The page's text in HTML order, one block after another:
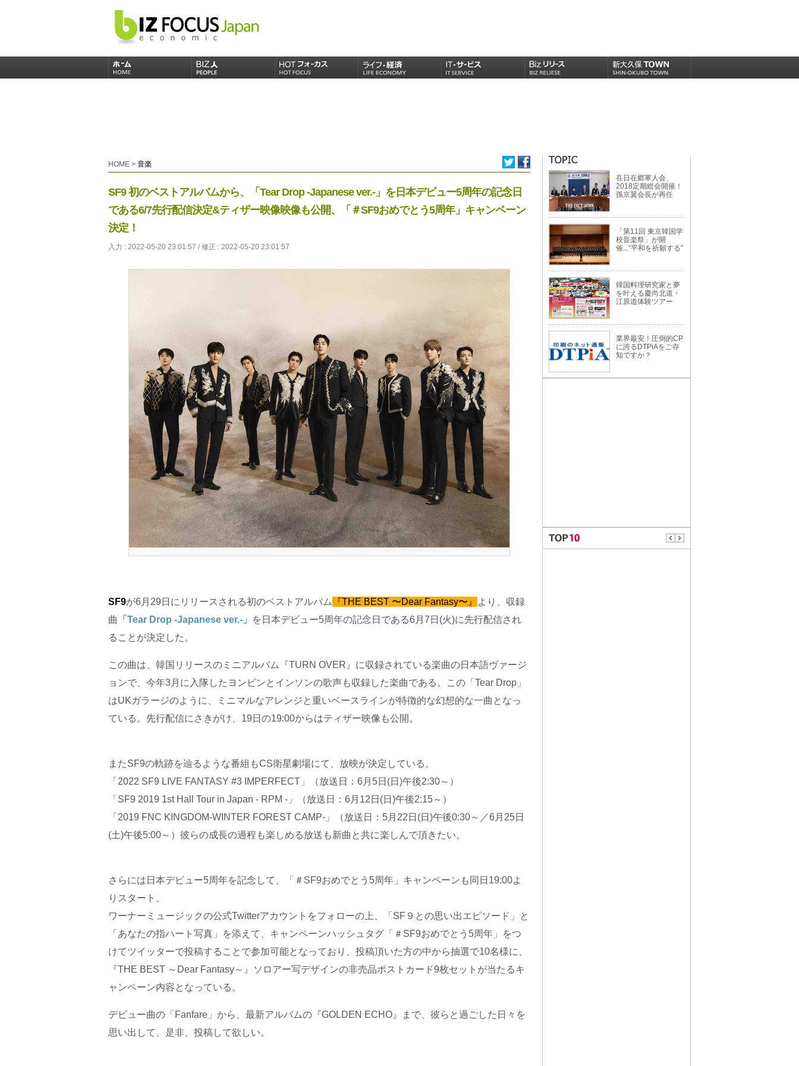
HOME > 音楽
SF9 初のベストアルバムから、「Tear Drop -Japanese ver.-」を日本デビュー5周年の記念日
である6/7先行配信決定&ティザー映像映像も公開、「＃SF9おめでとう5周年」キャンペーン
決定！
入力 : 2022-05-20 23:01:57 / 修正 : 2022-05-20 23:01:57
SF9が6月29日にリリースされる初のベストアルバム 『THE BEST 〜Dear Fantasy〜』
より、収録
曲
「Tear Drop -Japanese ver.-」
を日本デビュー5周年の記念日である6月7日(火)に先行配信され
ることが決定した。
この曲は、韓国リリースのミニアルバム『TURN OVER』に収録されている楽曲の日本語ヴァージ
ョンで、今年3月に入隊したヨンビンとインソンの歌声も収録した楽曲である。この「Tear Drop」
はUKガラージのように、ミニマルなアレンジと重いベースラインが特徴的な幻想的な一曲となっ
ている。先行配信にさきがけ、19日の19:00からはティザー映像も公開。
またSF9の軌跡を辿るような番組もCS衛星劇場にて、放映が決定している。
「2022 SF9 LIVE FANTASY #3 IMPERFECT」（放送日：6月5日(日)午後2:30～）
「SF9 2019 1st Hall Tour in Japan - RPM -」（放送日：6月12日(日)午後2:15～）
「2019 FNC KINGDOM-WINTER FOREST CAMP-」（放送日：5月22日(日)午後0:30～／6月25日
(土)午後5:00～）彼らの成長の過程も楽しめる放送も新曲と共に楽しんで頂きたい。
さらには日本デビュー5周年を記念して、「＃SF9おめでとう5周年」キャンペーンも同日19:00よ
りスタート。
ワーナーミュージックの公式Twitterアカウントをフォローの上、「SF９との思い出エピソード」と
「あなたの指ハート写真」を添えて、キャンペーンハッシュタグ「＃SF9おめでとう5周年」をつ
けてツイッターで投稿することで参加可能となっており、投稿頂いた方の中から抽選で10名様に、
『THE BEST ～Dear Fantasy～』ソロアー写デザインの非売品ポストカード9枚セットが当たるキ
ャンペーン内容となっている。
デビュー曲の「Fanfare」から、最新アルバムの『GOLDEN ECHO』まで、彼らと過ごした日々を
思い出して、是非、投稿して欲しい。
在日在郷軍人会、
2018定期総会開催！
孫京翼会長が再任
「第11回 東京韓国学
校音楽祭」が開
催...“平和を祈願する”
韓国料理研究家と夢
を叶える慶尚北道・
江原道体験ツアー
業界最安！圧倒的CP
に誇るDTPiAをご存
知ですか？